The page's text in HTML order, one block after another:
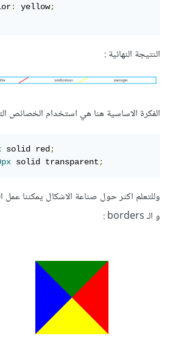
: yellow;
النتيجة النهائية :
الفكرة الاساسية هنا هي استخدام الخصائص
solid red;
solid transparent;
و الـ borders :